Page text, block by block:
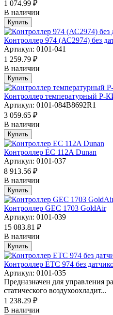
1 074.99 ₽
В наличии
Купить
Контроллер 974 (АС2974) без
Артикул: 0101-041
1 259.79 ₽
В наличии
Купить
Контроллер температурный Р-
Артикул: 0101-084B8692R1
3 059.65 ₽
В наличии
Купить
Контроллер EC 112A Dunan
Артикул: 0101-037
8 913.56 ₽
В наличии
Купить
Контроллер GEC 1703 GoldAir
Артикул: 0101-039
15 083.81 ₽
В наличии
Купить
Контроллер ETC 974 без
Артикул: 0101-035
Предназначен для управления
статического воздухоохладит...
1 238.29 ₽
В наличии